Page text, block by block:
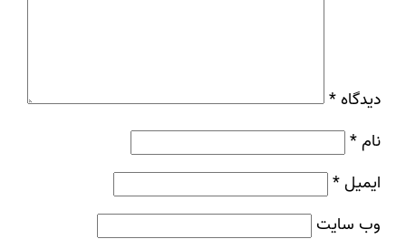
دیدگاه *
نام*
ایمیل*
وب‌ سایت